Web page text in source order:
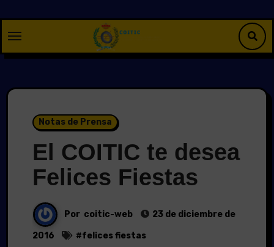
contenido
Notas de Prensa
El COITIC te desea
Felices Fiestas
Por coitic-web 23 de diciembre de
2016 #felices fiestas